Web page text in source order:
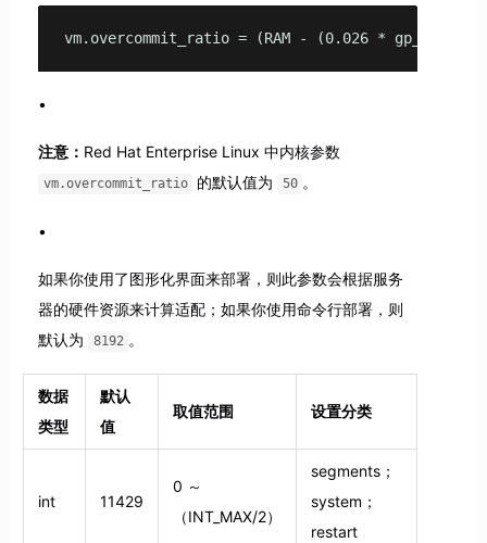
vm.overcommit_ratio = (RAM - (0.026 * gp_vmem)) /
注意： Red Hat Enterprise Linux 中内核参数
vm.overcommit_ratio 的默认值为 50 。
如果你使用了图形化界面来部署，则此参数会根据服务
器的硬件资源来计算适配；如果你使用命令行部署，则
默认为
8192 。
数据
类型
默认
值
取值范围 设置分类
int 11429
0 ～
（INT_MAX/2）
segments；
system；
restart